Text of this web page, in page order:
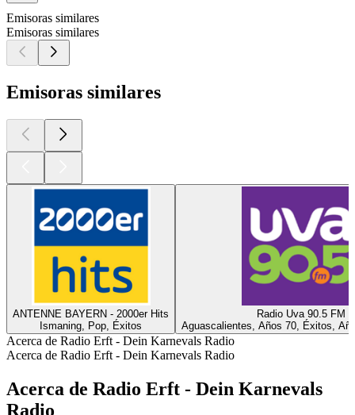
Emisoras similares
Emisoras similares
Emisoras similares
ANTENNE BAYERN - 2000er Hits
Ismaning, Pop, Éxitos
Radio Uva 90.5 FM
Aguascalientes, Años 70, Éxitos,
Acerca de Radio Erft - Dein Karnevals Radio
Acerca de Radio Erft - Dein Karnevals Radio
Acerca de Radio Erft - Dein Karnevals
Radio